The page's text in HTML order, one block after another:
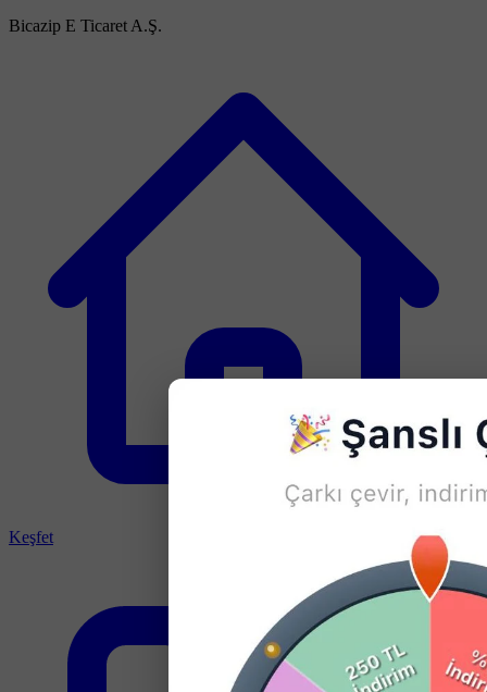
Bicazip E Ticaret A.Ş.
Keşfet